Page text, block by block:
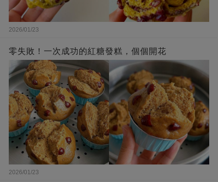
2026/01/23
零失敗！一次成功的紅糖發糕，個個開花
2026/01/23